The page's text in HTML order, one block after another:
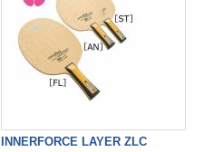
INNERFORCE LAYER ZLC